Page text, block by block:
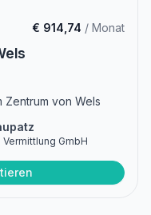
€ 914,74 / Monat
Zentrum von Wels
GmbH